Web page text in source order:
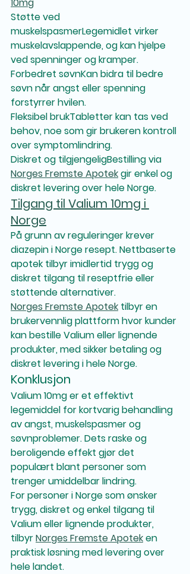
Støtte ved
muskelspasmerLegemidlet virker
muskelavslappende, og kan hjelpe
ved spenninger og kramper.
Forbedret søvnKan bidra til bedre
søvn når angst eller spenning
forstyrrer hvilen.
Fleksibel brukTabletter kan tas ved
behov, noe som gir brukeren kontroll
over symptomlindring.
Diskret og tilgjengeligBestilling via
Norges Fremste Apotek gir enkel og
diskret levering over hele Norge.
Tilgang til Valium 10mg i
Norge
På grunn av reguleringer krever
diazepin i Norge resept. Nettbaserte
apotek tilbyr imidlertid trygg og
diskret tilgang til reseptfrie eller
støttende alternativer.
Norges Fremste Apotek tilbyr en
brukervennlig plattform hvor kunder
kan bestille Valium eller lignende
produkter, med sikker betaling og
diskret levering i hele Norge.
Konklusjon
Valium 10mg er et effektivt
legemiddel for kortvarig behandling
av angst, muskelspasmer og
søvnproblemer. Dets raske og
beroligende effekt gjør det
populært blant personer som
trenger umiddelbar lindring.
For personer i Norge som ønsker
trygg, diskret og enkel tilgang til
Valium eller lignende produkter,
tilbyr Norges Fremste Apotek en
praktisk løsning med levering over
hele landet.